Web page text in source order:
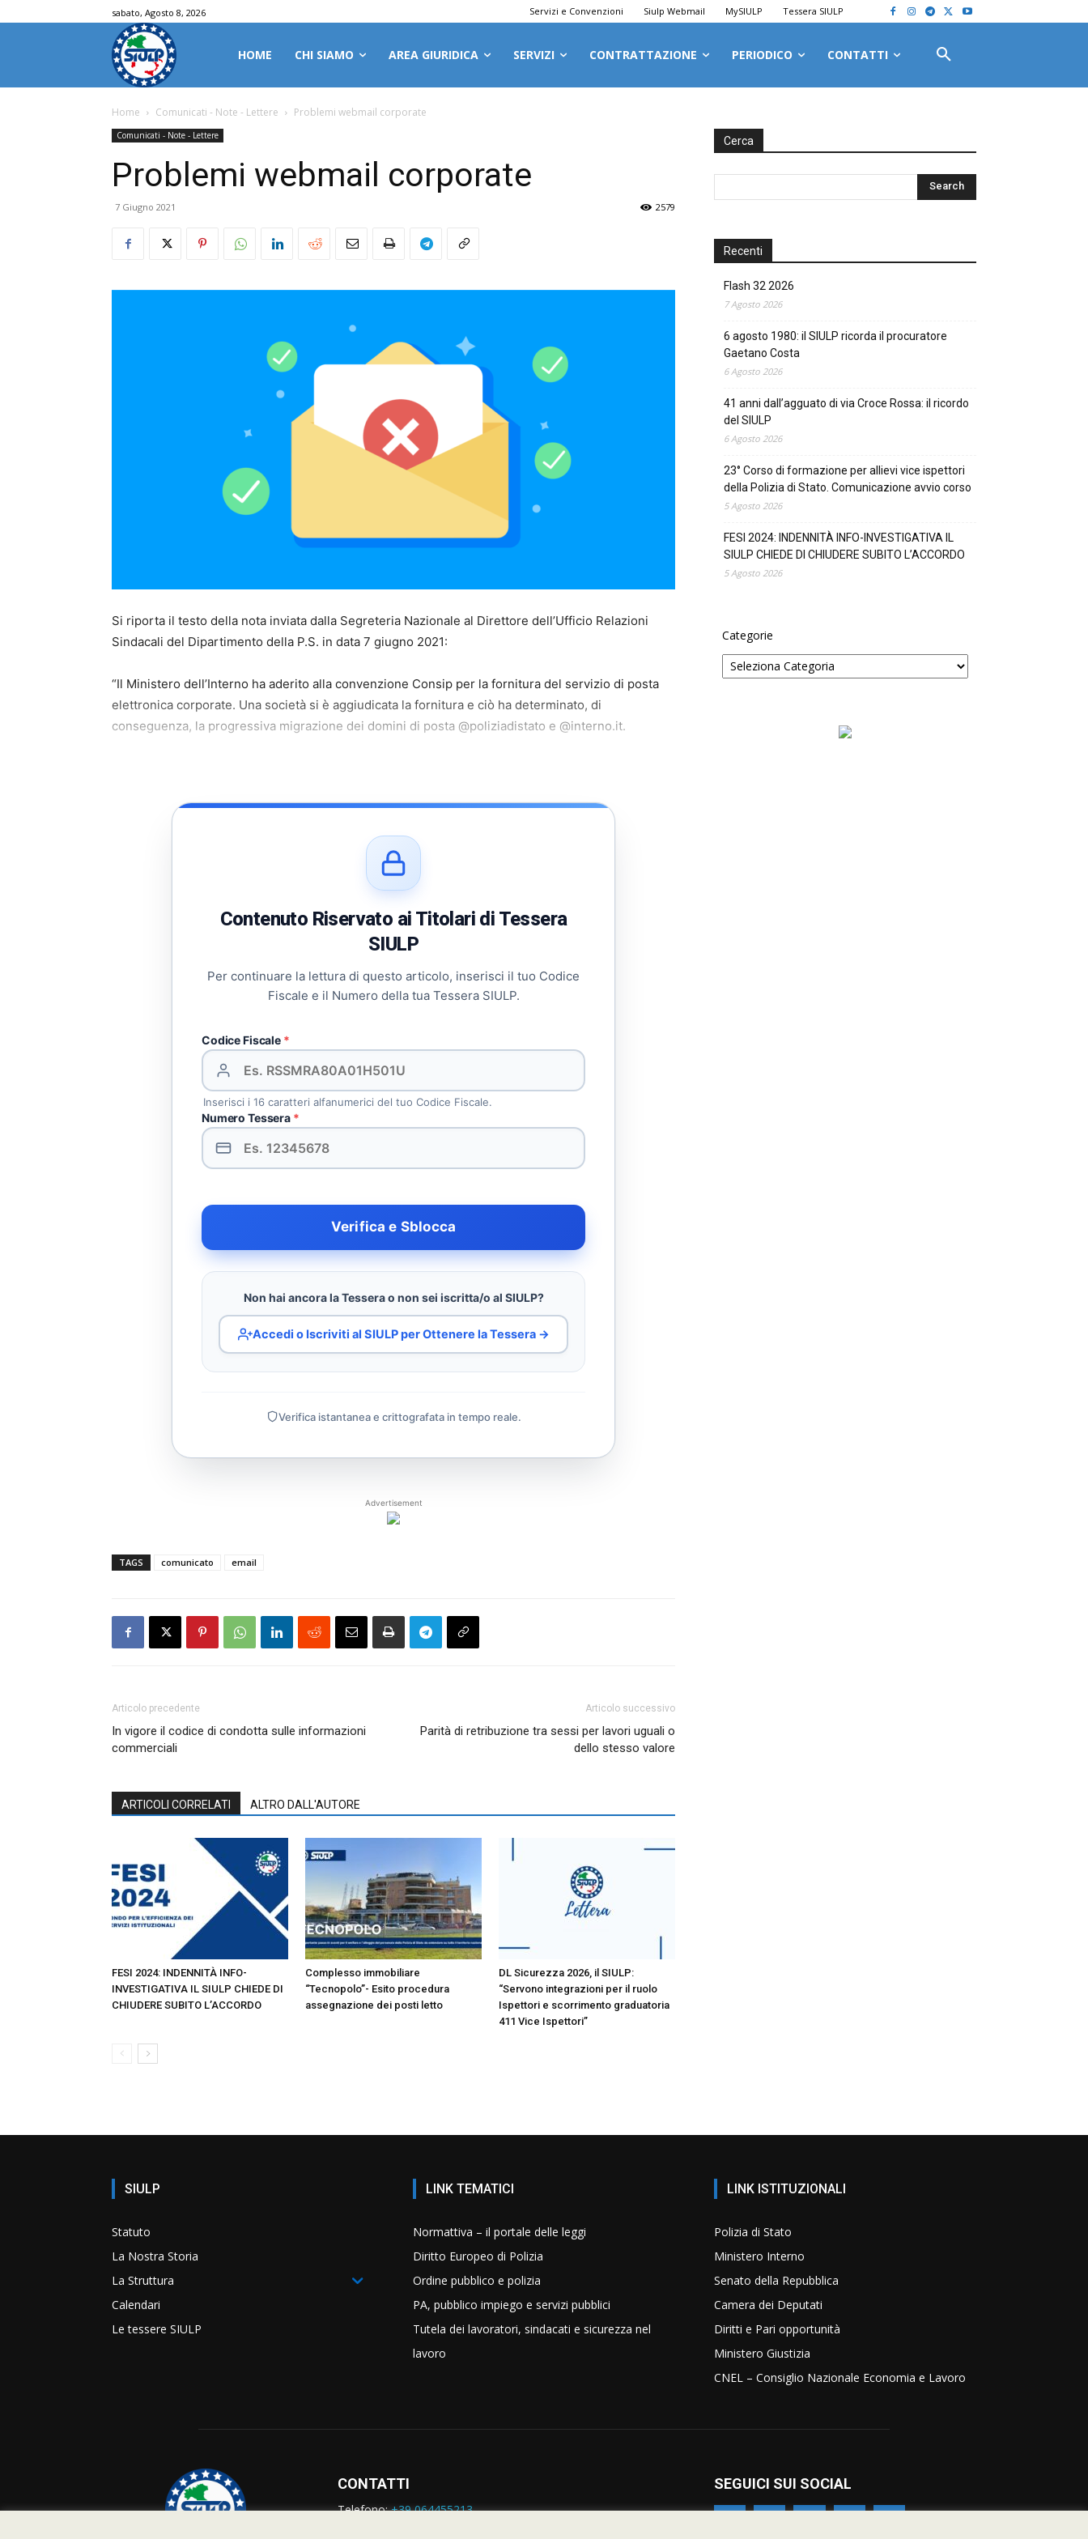
sabato, Agosto 8, 2026 Servizi e Convenzioni Siulp Webmail MySIULP Tessera SIULP
HOME CHI SIAMO AREA GIURIDICA SERVIZI CONTRATTAZIONE PERIODICO CONTATTI
Home Comunicati - Note - Lettere Problemi webmail corporate
Comunicati - Note - Lettere
Problemi webmail corporate
7 Giugno 2021 2579
Si riporta il testo della nota inviata dalla Segreteria Nazionale al Direttore dell’Ufficio Relazioni
Sindacali del Dipartimento della P.S. in data 7 giugno 2021:
“Il Ministero dell’Interno ha aderito alla convenzione Consip per la fornitura del servizio di posta
elettronica corporate. Una società si è aggiudicata la fornitura e ciò ha determinato, di
conseguenza, la progressiva migrazione dei domini di posta @poliziadistato e @interno.it.
Contenuto Riservato ai Titolari di Tessera
SIULP
Per continuare la lettura di questo articolo, inserisci il tuo Codice
Fiscale e il Numero della tua Tessera SIULP.
Codice Fiscale *
Inserisci i 16 caratteri alfanumerici del tuo Codice Fiscale.
Numero Tessera *
Verifica e Sblocca
Non hai ancora la Tessera o non sei iscritta/o al SIULP?
Accedi o Iscriviti al SIULP per Ottenere la Tessera →
Verifica istantanea e crittografata in tempo reale.
Advertisement
TAGS comunicato email
Articolo precedente
In vigore il codice di condotta sulle informazioni
commerciali
Articolo successivo
Parità di retribuzione tra sessi per lavori uguali o
dello stesso valore
ARTICOLI CORRELATI ALTRO DALL'AUTORE
FESI 2024: INDENNITÀ INFO-
INVESTIGATIVA IL SIULP CHIEDE DI
CHIUDERE SUBITO L’ACCORDO
Complesso immobiliare
“Tecnopolo”- Esito procedura
assegnazione dei posti letto
DL Sicurezza 2026, il SIULP:
“Servono integrazioni per il ruolo
Ispettori e scorrimento graduatoria
411 Vice Ispettori”
Cerca
Recenti
Flash 32 2026
7 Agosto 2026
6 agosto 1980: il SIULP ricorda il procuratore
Gaetano Costa
6 Agosto 2026
41 anni dall’agguato di via Croce Rossa: il ricordo
del SIULP
6 Agosto 2026
23° Corso di formazione per allievi vice ispettori
della Polizia di Stato. Comunicazione avvio corso
5 Agosto 2026
FESI 2024: INDENNITÀ INFO-INVESTIGATIVA IL
SIULP CHIEDE DI CHIUDERE SUBITO L’ACCORDO
5 Agosto 2026
Categorie
SIULP
Statuto
La Nostra Storia
La Struttura
Calendari
Le tessere SIULP
LINK TEMATICI
Normattiva – il portale delle leggi
Diritto Europeo di Polizia
Ordine pubblico e polizia
PA, pubblico impiego e servizi pubblici
Tutela dei lavoratori, sindacati e sicurezza nel
lavoro
LINK ISTITUZIONALI
Polizia di Stato
Ministero Interno
Senato della Repubblica
Camera dei Deputati
Diritti e Pari opportunità
Ministero Giustizia
CNEL – Consiglio Nazionale Economia e Lavoro
CONTATTI
Telefono:+39 064455213
SEGUICI SUI SOCIAL